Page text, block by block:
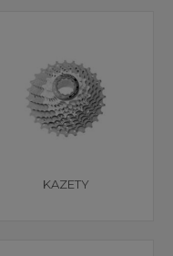
KAZETY